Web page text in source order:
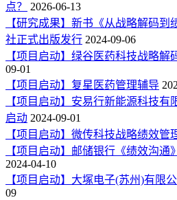
点？
2026-06-13
【研究成果】新书《从战略解码
社正式出版发行 2024-09-06
【项目启动】绿谷医药科技战略解
09-01
【项目启动】复星医药管理辅导
【项目启动】安易行新能源科技有
启动 2024-09-01
【项目启动】微传科技战略绩效管
【项目启动】邮储银行《绩效沟
2024-04-10
【项目启动】大塚电子(苏州)有限
09